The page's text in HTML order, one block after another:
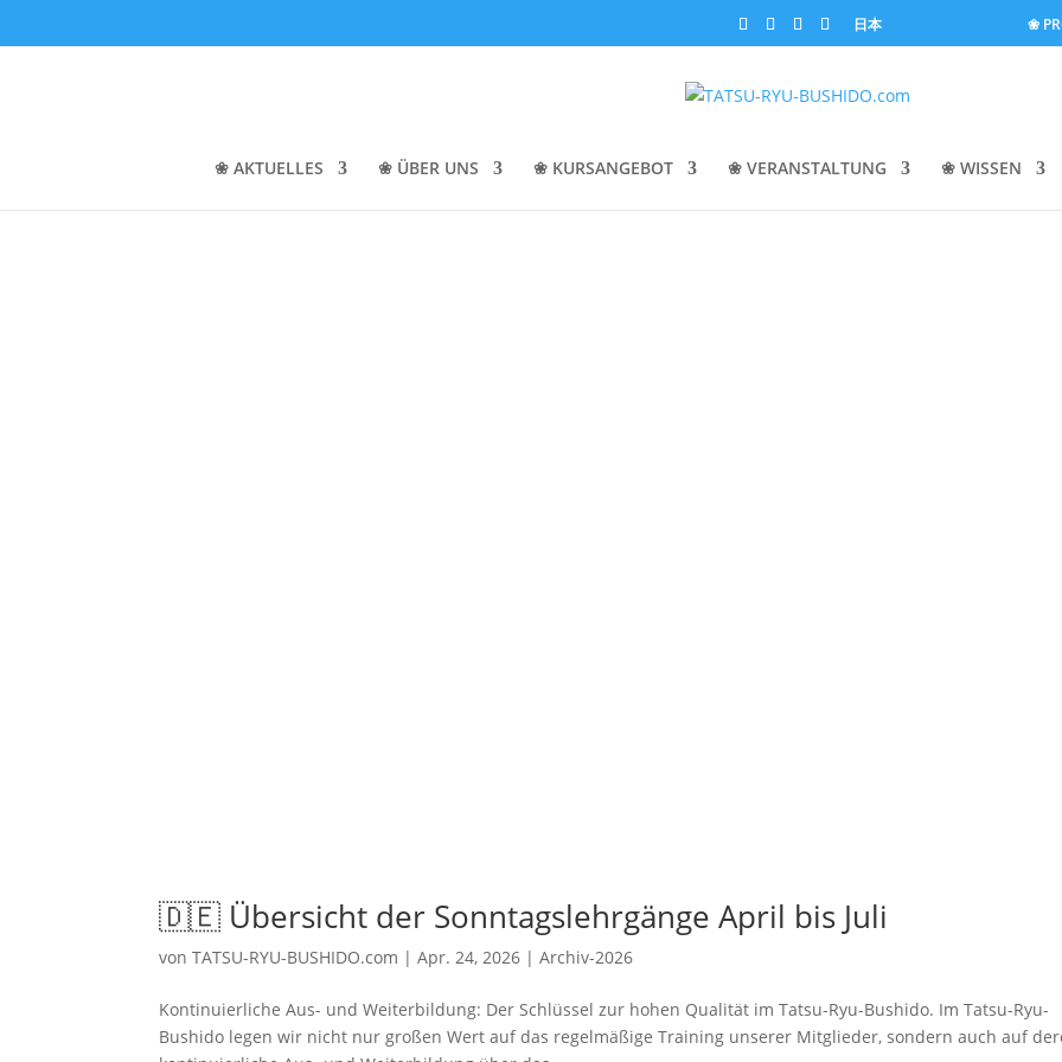
日本 ❀
❀ AKTUELLES ❀ ÜBER UNS ❀ KURSANGEBOT ❀ VERANSTALTUNG ❀ WISSEN
🇩🇪 Übersicht der Sonntagslehrgänge April bis Juli
vonTATSU-RYU-BUSHIDO.com |Apr. 24, 2026 |Archiv-2026
Kontinuierliche Aus- und Weiterbildung: Der Schlüssel zur hohen Qualität im Tatsu-Ryu-Bushido. Im Tatsu-Ryu-
Bushido legen wir nicht nur großen Wert auf das regelmäßige Training unserer Mitglieder, sondern auch auf